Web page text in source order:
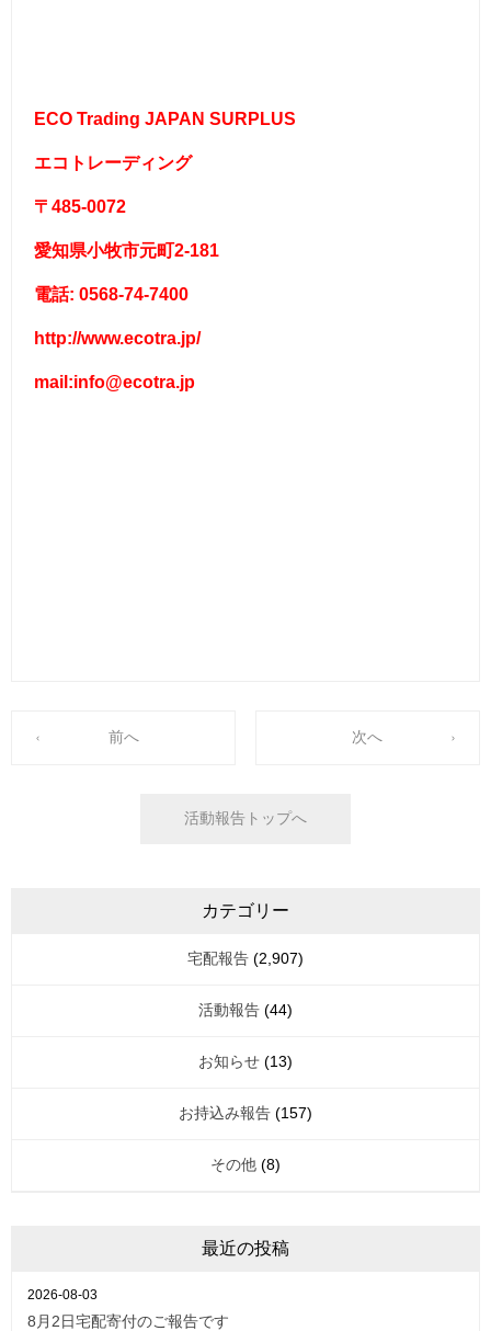
ECO Trading JAPAN SURPLUS
エコトレーディング
〒485-0072
愛知県小牧市元町2-181
電話: 0568-74-7400
http://www.ecotra.jp/
mail:info@ecotra.jp
前へ 次へ
活動報告トップへ
カテゴリー
宅配報告 (2,907)
活動報告 (44)
お知らせ (13)
お持込み報告 (157)
その他 (8)
最近の投稿
8月2日宅配寄付のご報告です
2026-08-03